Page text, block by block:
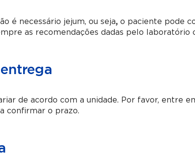
é necessário jejum, ou seja,o paciente pode
as recomendações dadas pelo laboratório
de acordo com a unidade. Por favor, entre
confirmar o prazo.